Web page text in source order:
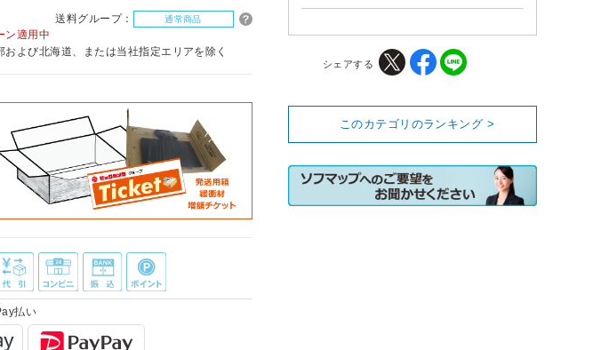
送料グループ： 通常商品
ン適用中
よび北海道、または当社指定エリアを除く
払い
シェアする
このカテゴリのランキング >